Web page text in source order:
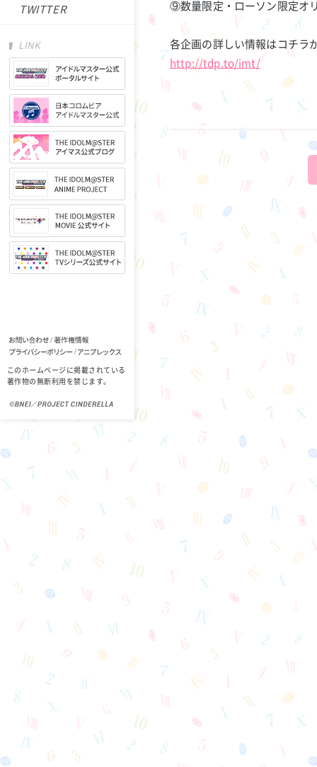
TWITTER
LINK
このホームページに掲載されている
著作物の無断利用を禁じます。
⑨数量限定・ローソン限定オ
各企画の詳しい情報はコチラ
http://tdp.to/imt/